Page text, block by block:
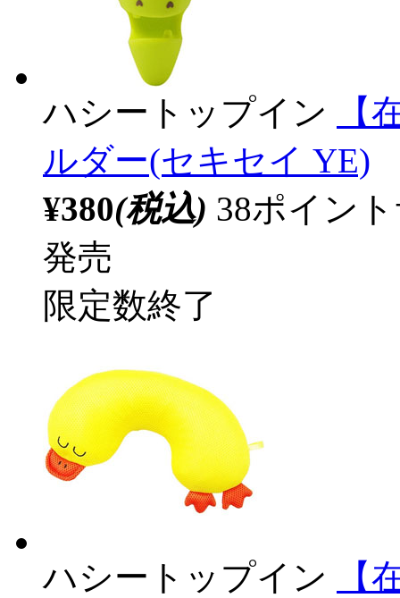
ハシートップイン
【
ルダー(セキセイ YE)
¥380(税込) 38ポイン
発売
限定数終了
ハシートップイン
【